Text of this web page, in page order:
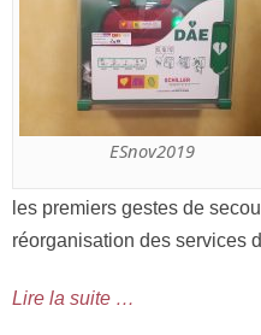
ESnov2019
les premiers gestes de
réorganisation des services
Lire la suite …